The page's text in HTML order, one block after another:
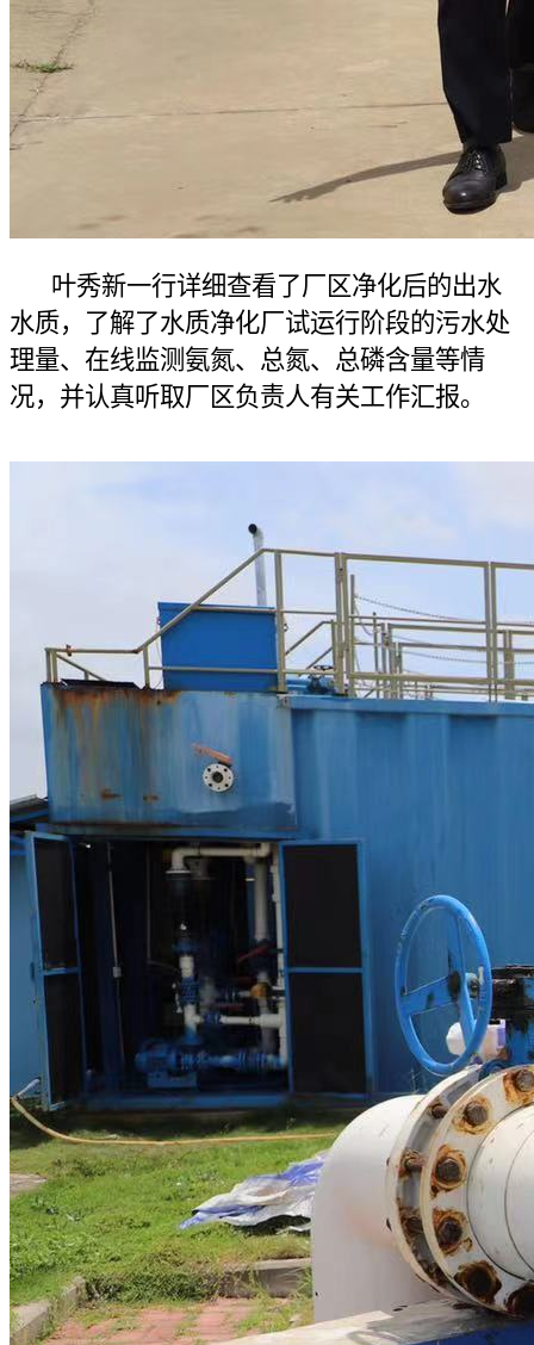
叶秀新一行详细查看了厂区净化后的出水
水质，了解了水质净化厂试运行阶段的污水处
理量、在线监测氨氮、总氮、总磷含量等情
况，并认真听取厂区负责人有关工作汇报。